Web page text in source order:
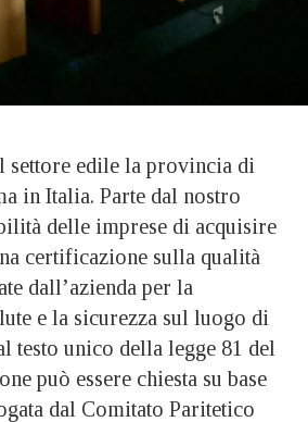
settore edile la provincia di
in Italia. Parte dal nostro
delle imprese di acquisire
certificazione sulla qualità
dall’azienda per la
e la sicurezza sul luogo di
testo unico della legge 81 del
può essere chiesta su base
dal Comitato Paritetico